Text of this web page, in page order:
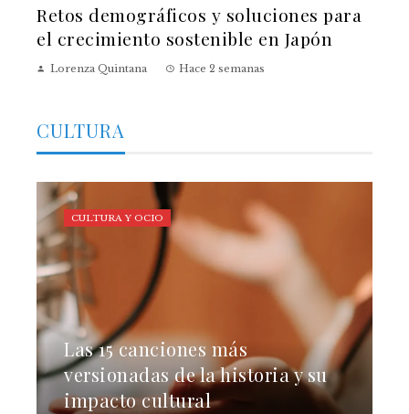
Retos demográficos y soluciones para
el crecimiento sostenible en Japón
Lorenza Quintana Hace 2 semanas
CULTURA
Las 15 canciones más
versionadas de la historia y su
impacto cultural
CULTURA Y OCIO